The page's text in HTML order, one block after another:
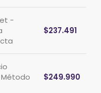
-
$237.491
$249.990